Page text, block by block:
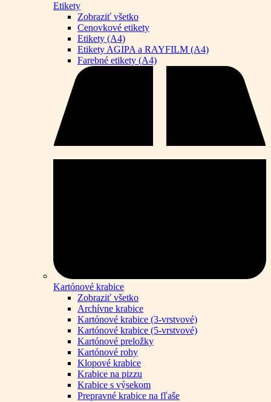
Etikety
Zobraziť všetko
Cenovkové etikety
Etikety (A4)
Etikety AGIPA a RAYFILM (A4)
Farebné etikety (A4)
Kartónové krabice
Zobraziť všetko
Archívne krabice
Kartónové krabice (3-vrstvové)
Kartónové krabice (5-vrstvové)
Kartónové preložky
Kartónové rohy
Klopové krabice
Krabice na pizzu
Krabice s výsekom
Prepravné krabice na fľaše